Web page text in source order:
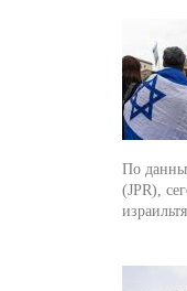
По
(JPR),